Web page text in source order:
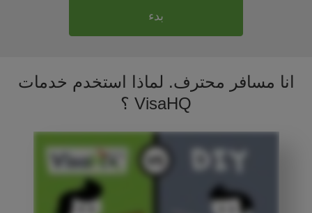
بدء
انا مسافر محترف. لماذا استخدم خدمات
VisaHQ ؟